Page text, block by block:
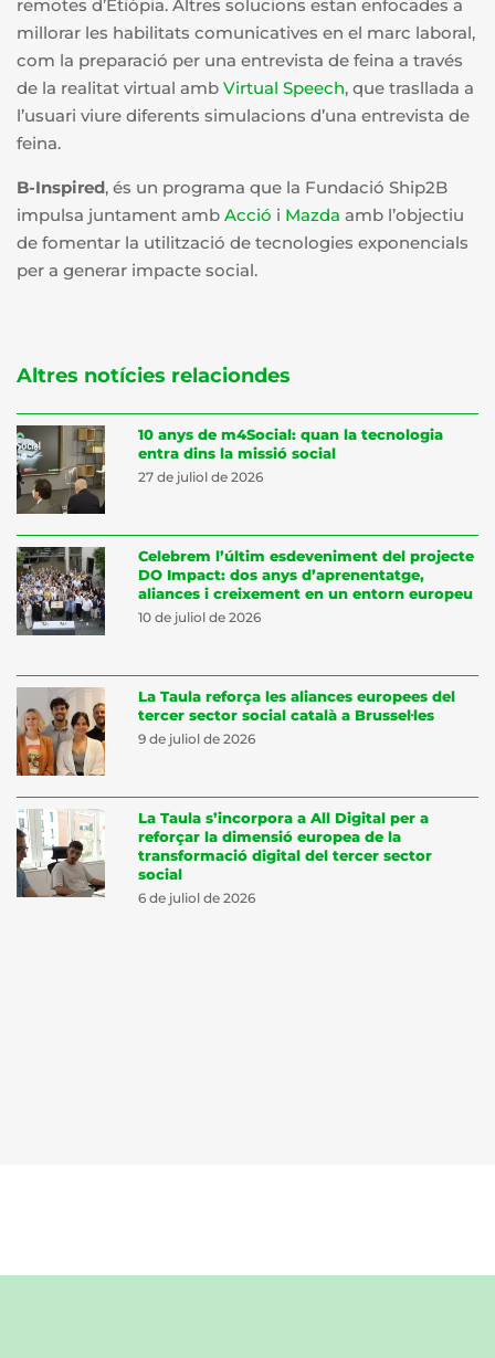
remotes d’Etiòpia. Altres solucions estan enfocades a
millorar les habilitats comunicatives en el marc laboral,
com la preparació per una entrevista de feina a través
de la realitat virtual amb Virtual Speech, que trasllada a
l’usuari viure diferents simulacions d’una entrevista de
feina.
B-Inspired, és un programa que la Fundació Ship2B
impulsa juntament amb Acció i Mazda amb l’objectiu
de fomentar la utilització de tecnologies exponencials
per a generar impacte social.
Altres notícies relaciondes
10 anys de m4Social: quan la tecnologia
entra dins la missió social
27 de juliol de 2026
Celebrem l’últim esdeveniment del projecte
DO Impact: dos anys d’aprenentatge,
aliances i creixement en un entorn europeu
10 de juliol de 2026
La Taula reforça les aliances europees del
tercer sector social català a Brussel·les
9 de juliol de 2026
La Taula s’incorpora a All Digital per a
reforçar la dimensió europea de la
transformació digital del tercer sector
social
6 de juliol de 2026